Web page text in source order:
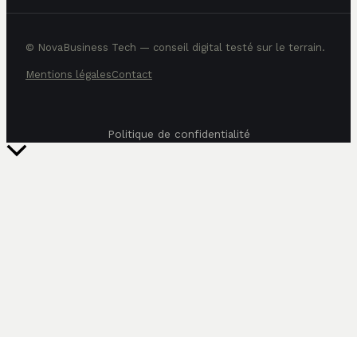
© NovaBusiness Tech — conseil digital testé sur le terrain.
Mentions légalesContact
Politique de confidentialité